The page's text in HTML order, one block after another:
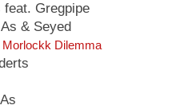
Gregpipe
& Seyed
Morlockk Dilemma